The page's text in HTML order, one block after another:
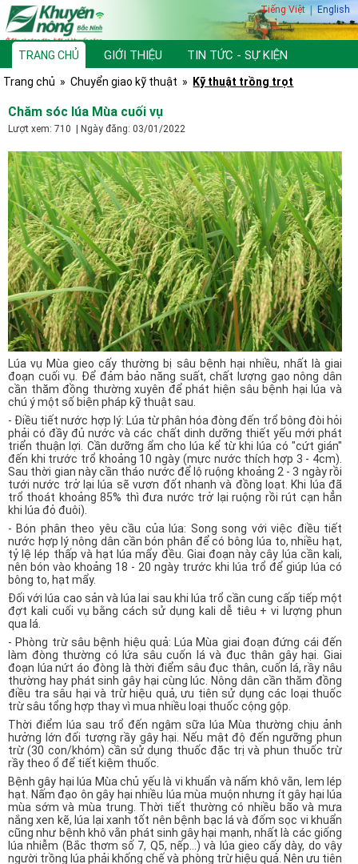
Tiếng Việt|English
TRANG CHỦ GIỚI THIỆU
TIN TỨC - SỰ KIỆN
TƯ VẤN, HỎI ĐÁP
THƯ VIỆN
Trang chủ »Chuyển giao kỹ thuật » Kỹ thuật trồng trọt
Chăm sóc lúa Mùa cuối vụ
Lượt xem: 710 | Ngày đăng: 03/01/2022
Lúa vụ Mùa gieo cấy thường bị sâu bệnh hại nhiều, nhất là giai
đoạn cuối vụ. Để đảm bảo năng suất, chất lượng gạo nông dân
cần thăm đồng thường xuyên để phát hiện sâu bệnh hại lúa và
chú ý một số biện pháp kỹ thuật sau.
- Điều tiết nước hợp lý: Lúa từ phân hóa đòng đến trổ bông đòi hỏi
phải có đầy đủ nước và các chất dinh dưỡng thiết yếu mới phát
triển thuận lợi. Cần dưỡng ẩm cho lúa kể từ khi lúa có "cứt gián"
đến khi trước trổ khoảng 10 ngày (mực nước thích hợp 3 - 4cm).
Sau thời gian này cần tháo nước để lộ ruộng khoảng 2 - 3 ngày rồi
tưới nước trở lại lúa sẽ vươn đốt nhanh và đồng loạt. Khi lúa đã
trổ thoát khoảng 85% thì đưa nước trở lại ruộng rồi rút cạn hẳn
khi lúa đỏ đuôi).
- Bón phân theo yêu cầu của lúa: Song song với việc điều tiết
nước hợp lý nông dân cần bón phân để có bông lúa to, nhiều hạt,
tỷ lệ lép thấp và hạt lúa mẩy đều. Giai đoạn này cây lúa cần kali,
nên bón vào khoảng 18 - 20 ngày trước khi lúa trổ để giúp lúa có
bông to, hạt mẩy.
Đối với lúa cao sản và lúa lai sau khi lúa trổ cần cung cấp tiếp một
đợt kali cuối vụ bằng cách sử dụng kali dễ tiêu + vi lượng phun
qua lá.
- Phòng trừ sâu bệnh hiệu quả: Lúa Mùa giai đoạn đứng cái đến
làm đòng thường có lứa sâu cuốn lá và đục thân gây hại. Giai
đoạn lúa nứt áo đòng là thời điểm sâu đục thân, cuốn lá, rầy nâu
thường hay phát sinh gây hại cùng lúc. Nông dân cần thăm đồng
điều tra sâu hại và trừ hiệu quả, ưu tiên sử dụng các loại thuốc
trừ sâu tổng hợp thay vì mua nhiều loại thuốc cộng gộp.
Thời điểm lúa sau trổ đến ngậm sữa lúa Mùa thường chịu ảnh
hưởng lớn đối tượng rầy gây hại. Nếu mật độ đến ngưỡng phun
trừ (30 con/khóm) cần sử dụng thuốc đặc trị và phun thuốc trừ
rầy theo ổ để tiết kiệm thuốc.
Bệnh gây hại lúa Mùa chủ yếu là vi khuẩn và nấm khô vằn, lem lép
hạt. Nấm đạo ôn gây hại nhiều lúa mùa muộn nhưng ít gây hại lúa
mùa sớm và mùa trung. Thời tiết thường có nhiều bão và mưa
nắng xen kẽ, lúa lại xanh tốt nên bệnh bạc lá và đốm sọc vi khuẩn
cũng như bệnh khô vằn phát sinh gây hại mạnh, nhất là các giống
lúa nhiễm (Bắc thơm số 7, Q5, nếp…) và lúa gieo cấy dày, do vậy
người trồng lúa phải khống chế và phòng trừ hiệu quả. Nên ưu tiên